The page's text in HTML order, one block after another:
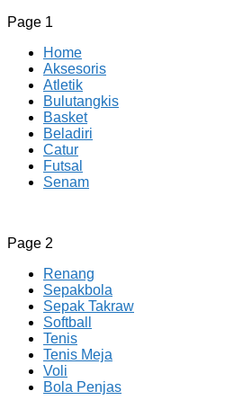
Page 1
Home
Aksesoris
Atletik
Bulutangkis
Basket
Beladiri
Catur
Futsal
Senam
CV JAYA BERSAMA Co Id
Menyediakan Semua Perlengkapan
Page 2
Renang
Sepakbola
Sepak Takraw
Softball
Tenis
Tenis Meja
Voli
Bola Penjas